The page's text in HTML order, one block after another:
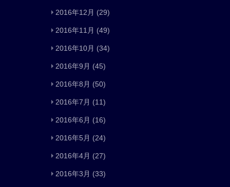
2016年12月 (29)
2016年11月 (49)
2016年10月 (34)
2016年9月 (45)
2016年8月 (50)
2016年7月 (11)
2016年6月 (16)
2016年5月 (24)
2016年4月 (27)
2016年3月 (33)